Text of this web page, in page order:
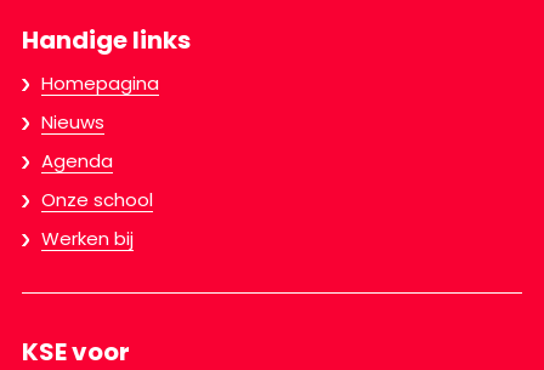
Handige links
Homepagina
Nieuws
Agenda
Onze school
Werken bij
KSE voor